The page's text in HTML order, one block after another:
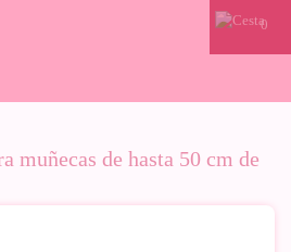
0
muñecas de hasta 50 cm de